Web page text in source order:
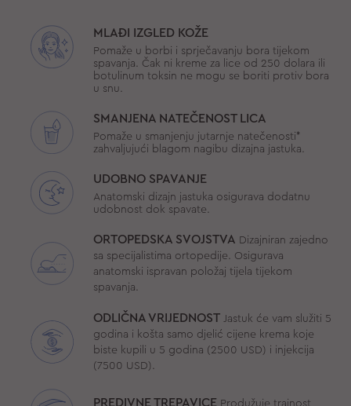
MLAĐI IZGLED KOŽE
Pomaže u borbi i sprječavanju bora tijekom
spavanja. Čak ni kreme za lice od 250 dolara ili
botulinum toksin ne mogu se boriti protiv bora
u snu.
SMANJENA NATEČENOST LICA
Pomaže u smanjenju jutarnje natečenosti*
zahvaljujući blagom nagibu dizajna jastuka.
UDOBNO SPAVANJE
Anatomski dizajn jastuka osigurava dodatnu
udobnost dok spavate.
ORTOPEDSKA SVOJSTVA Dizajniran zajedno
sa specijalistima ortopedije. Osigurava
anatomski ispravan položaj tijela tijekom
spavanja.
ODLIČNA VRIJEDNOST Jastuk će vam služiti 5
godina i košta samo djelić cijene krema koje
biste kupili u 5 godina (2500 USD) i injekcija
(7500 USD).
PREDIVNE TREPAVICE Produžuje trajnost